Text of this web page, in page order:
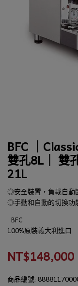
BFC ｜
雙孔8L｜ 雙
21L
◎安全裝置，負載自動
◎手動和自動的切換功
BFC
100%原裝義大利進口
NT$148,000
商品編號: